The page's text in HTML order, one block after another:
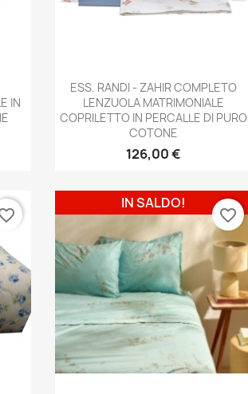
IN
Anteprima
ESS. RANDI - ZAHIR COMPLETO
LENZUOLA MATRIMONIALE
COPRILETTO IN PERCALLE DI PURO
COTONE
126,00 €
IN SALDO!
favorite_border